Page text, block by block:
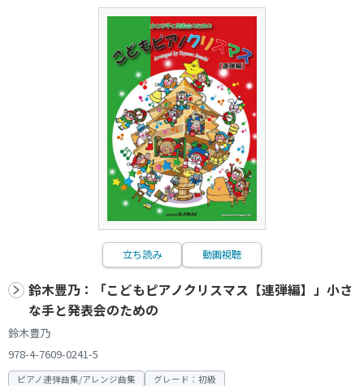
立ち読み 動画視聴
鈴木豊乃：「こどもピアノクリスマス【連弾編】」小さ
な手と発表会のための
鈴木豊乃
978-4-7609-0241-5
ピアノ連弾曲集/アレンジ曲集 グレード：初級